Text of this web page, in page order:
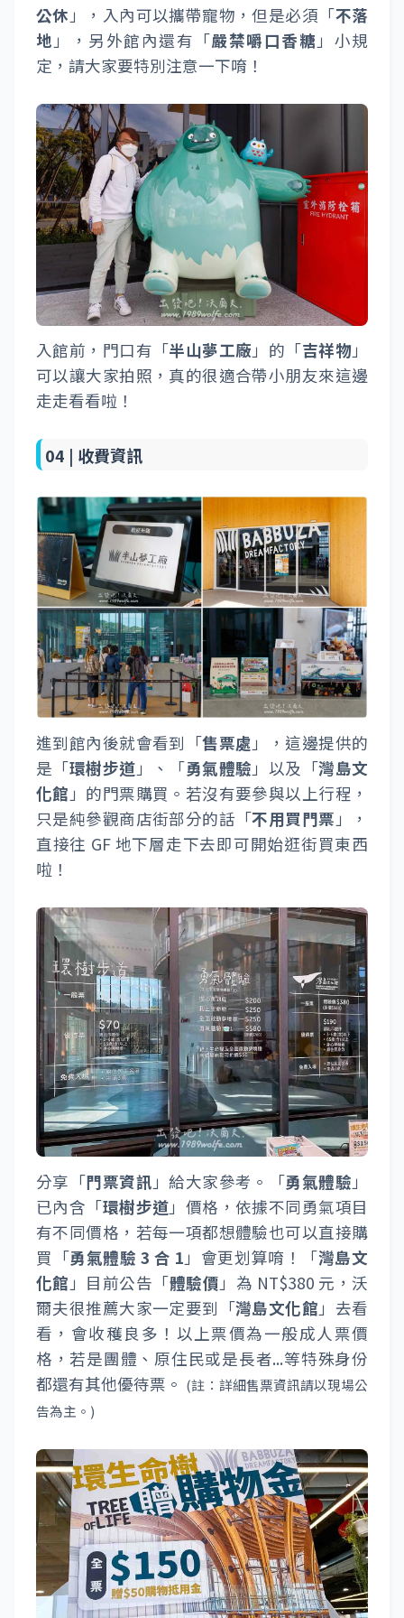
公休」，入內可以攜帶寵物，但是必須「不落
地」，另外館內還有「嚴禁嚼口香糖」小規
定，請大家要特別注意一下唷！
入館前，門口有「半山夢工廠」的「吉祥物」
可以讓大家拍照，真的很適合帶小朋友來這邊
走走看看啦！
04 | 收費資訊
進到館內後就會看到「售票處」，這邊提供的
是「環樹步道」、「勇氣體驗」以及「灣島文
化館」的門票購買。若沒有要參與以上行程，
只是純參觀商店街部分的話「不用買門票」，
直接往 GF 地下層走下去即可開始逛街買東西
啦！
分享「門票資訊 」給大家參考。「勇氣體驗 」
已內含「環樹步道 」價格，依據不同勇氣項目
有不同價格，若每一項都想體驗也可以直接購
買「勇氣體驗 3 合 1 」會更划算唷！「灣島文
化館 」目前公告「體驗價 」為 NT$380 元，沃
爾夫很推薦大家一定要到「灣島文化館 」去看
看，會收穫良多！以上票價為一般成人票價
格，若是團體、原住民或是長者...等特殊身份
都還有其他優待票。 (註：詳細售票資訊請以現場公
告為主。)